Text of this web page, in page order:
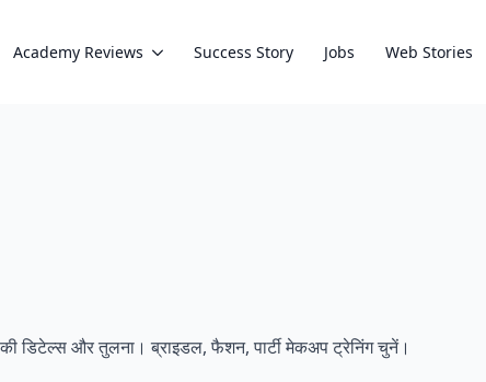
Academy Reviews Success Story Jobs Web Stories
डिटेल्स और तुलना। ब्राइडल, फैशन, पार्टी मेकअप ट्रेनिंग चुनें।